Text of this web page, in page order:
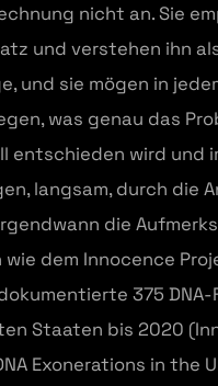
nicht an. Sie
und verstehen ihn
und sie mögen in
was genau das
entschieden wird und
langsam, durch die
die
wie dem Innocence
375
Staaten bis 2020
Exonerations in the